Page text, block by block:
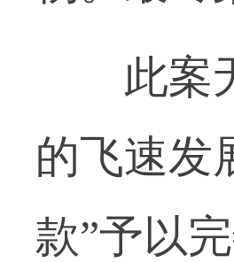
此案无
的飞速发
款”予以